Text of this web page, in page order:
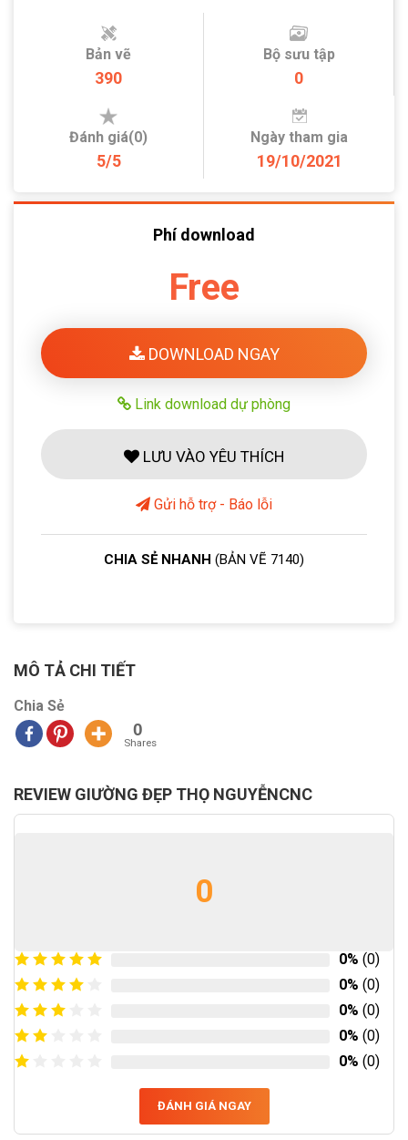
Bản vẽ
390
Bộ sưu tập
0
Đánh giá(0)
5/5
Ngày tham gia
19/10/2021
Phí download
Free
DOWNLOAD NGAY
Link download dự phòng
LƯU VÀO YÊU THÍCH
Gửi hỗ trợ - Báo lỗi
CHIA SẺ NHANH (BẢN VẼ 7140)
MÔ TẢ CHI TIẾT
Chia Sẻ
0
Shares
REVIEW GIƯỜNG ĐẸP THỌ NGUYỄNCNC
0
0% (0)
0% (0)
0% (0)
0% (0)
0% (0)
ĐÁNH GIÁ NGAY